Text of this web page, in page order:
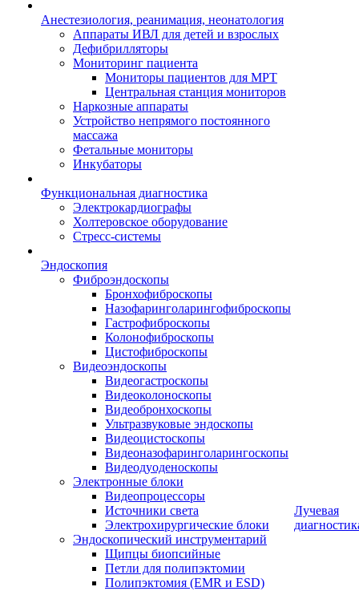
Анестезиология, реанимация, неонатология
Аппараты ИВЛ для детей и взрослых
Дефибрилляторы
Мониторинг пациента
Мониторы пациентов для МРТ
Центральная станция мониторов
Наркозные аппараты
Устройство непрямого постоянного
массажа
Фетальные мониторы
Инкубаторы
Функциональная диагностика
Электрокардиографы
Холтеровское оборудование
Стресс-системы
Эндоскопия
Фиброэндоскопы
Бронхофиброскопы
Назофаринголарингофиброскопы
Гастрофиброскопы
Колонофиброскопы
Цистофиброскопы
Видеоэндоскопы
Видеогастроскопы
Видеоколоноскопы
Видеобронхоскопы
Ультразвуковые эндоскопы
Видеоцистоскопы
Видеоназофаринголарингоскопы
Видеодуоденоскопы
Электронные блоки
Видеопроцессоры
Источники света
Электрохирургические блоки
Эндоскопический инструментарий
Щипцы биопсийные
Петли для полипэктомии
Полипэктомия (EMR и ESD)
Лучевая